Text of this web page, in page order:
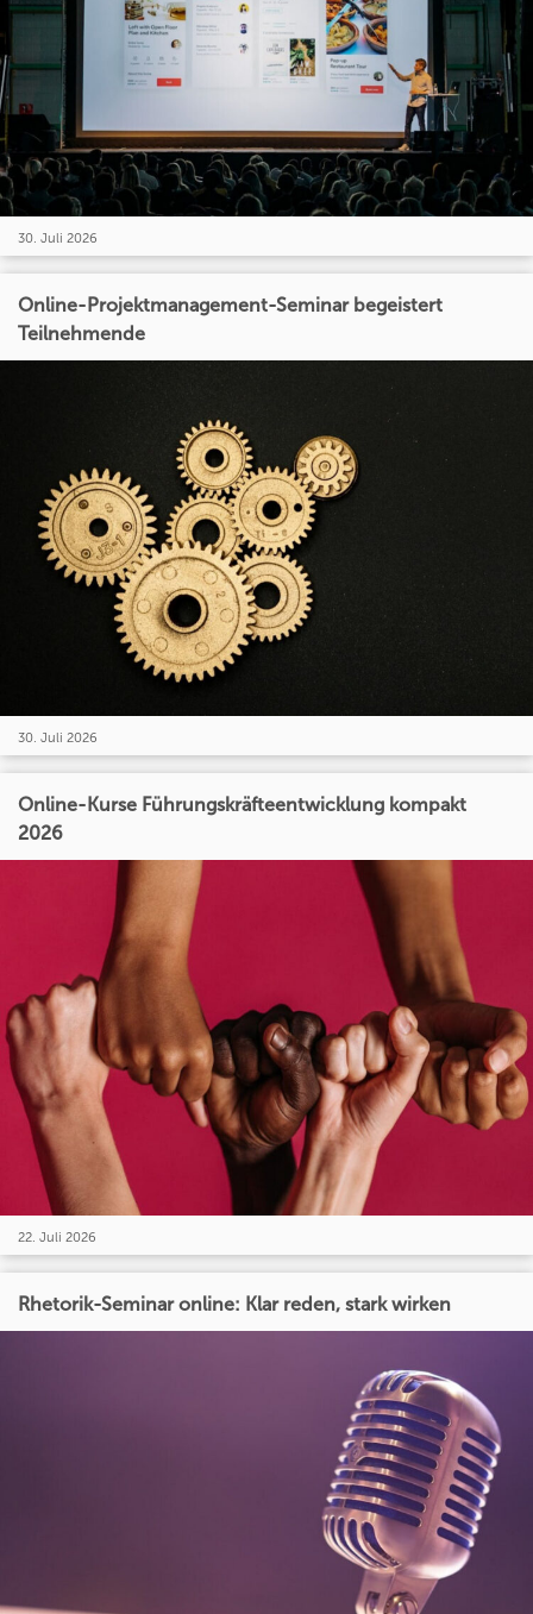
30. Juli 2026
Online-Projektmanagement-Seminar begeistert
Teilnehmende
30. Juli 2026
Online-Kurse Führungskräfteentwicklung kompakt
2026
22. Juli 2026
Rhetorik-Seminar online: Klar reden, stark wirken